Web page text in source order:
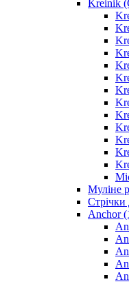
Kreinik
Муліне
Anchor